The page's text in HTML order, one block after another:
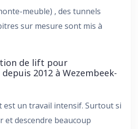
meuble) , des tunnels
sur mesure sont mis à
de lift pour
2012 à Wezembeek-
est un travail intensif. Surtout si
et descendre beaucoup